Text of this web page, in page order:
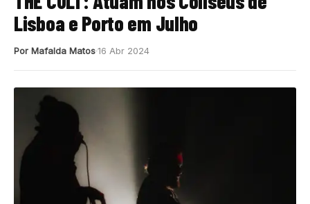
Lisboa e Porto em Julho
Por Mafalda Matos16 Abr 2024